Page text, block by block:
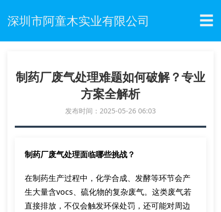
深圳市阿童木实业有限公司 ☰
制药厂废气处理难题如何破解？专业
方案全解析
发布时间：2025-05-26 06:03
制药厂废气处理面临哪些挑战？
在制药生产过程中，化学合成、发酵等环节会产
生大量含vocs、硫化物的复杂废气。这类废气若
直接排放，不仅会触发环保处罚，还可能对周边